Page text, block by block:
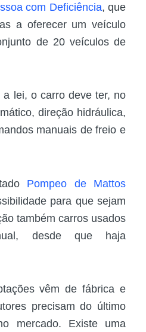
com Deficiência, que
a oferecer um veículo
de 20 veículos de
lei, o carro deve ter, no
direção hidráulica,
manuais de freio e
Pompeo de Mattos
para que sejam
também carros usados
desde que haja
vêm de fábrica e
precisam do último
mercado. Existe uma